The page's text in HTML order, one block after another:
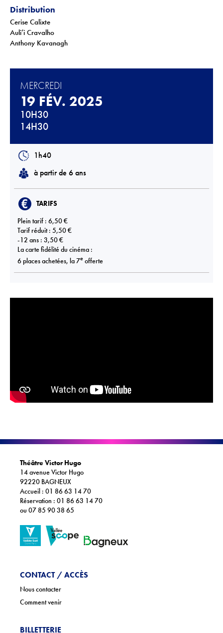
Distribution
Cerise Calixte
Auli’i Cravalho
Anthony Kavanagh
MERCREDI
19 FÉV. 2025
10H30
14H30
1h40
à partir de 6 ans
TARIFS
Plein tarif : 6,50 €
Tarif réduit : 5,50 €
-12 ans : 3,50 €
La carte fidélité du cinéma :
6 places achetées, la 7e offerte
Théâtre Victor Hugo
14 avenue Victor Hugo
92220 BAGNEUX
Accueil : 01 86 63 14 70
Réservation : 01 86 63 14 70
ou 07 85 90 38 65
CONTACT / ACCÈS
Nous contacter
Comment venir
BILLETTERIE